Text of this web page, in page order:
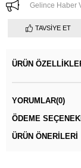
Gelince Haber
TAVSIYE ET
ÜRÜN
YORUMLAR(0)
ÖDEME
ÜRÜN ÖNERILERI